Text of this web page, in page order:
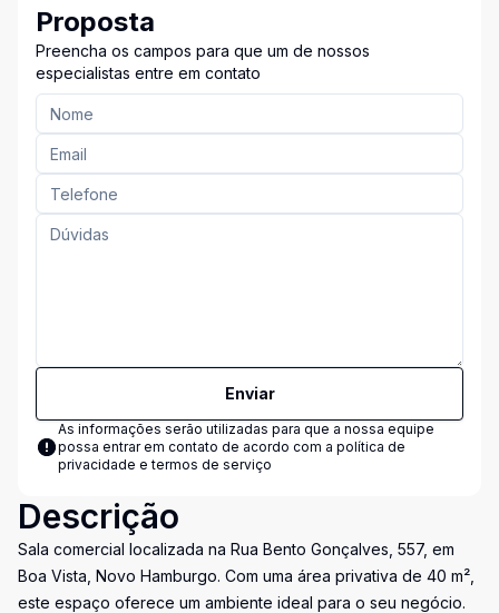
Proposta
Preencha os campos para que um de nossos
especialistas entre em contato
Enviar
As informações serão utilizadas para que a nossa equipe
possa entrar em contato de acordo com a política de
privacidade e termos de serviço
Descrição
Sala comercial localizada na Rua Bento Gonçalves, 557, em
Boa Vista, Novo Hamburgo. Com uma área privativa de 40 m²,
este espaço oferece um ambiente ideal para o seu negócio.